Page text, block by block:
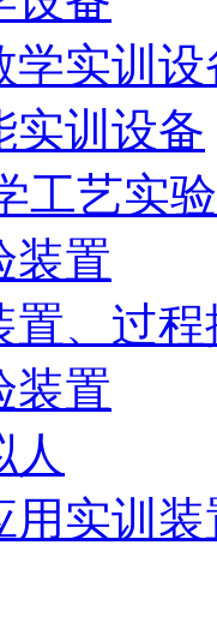
学实训设
实训设备
工艺实
装置
置、过
装置
人
用实训装